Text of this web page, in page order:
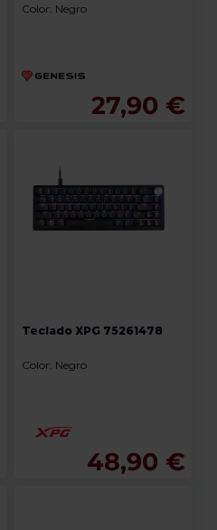
Color: Negro
27,90 €
Teclado XPG 75261478
Color: Negro
48,90 €